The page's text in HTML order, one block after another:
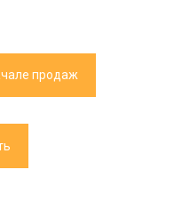
продаж